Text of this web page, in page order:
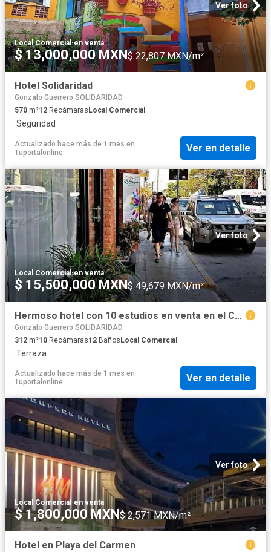
Ver foto
Local Comercial·en venta
$ 13,000,000 MXN$ 22,807 MXN/m²
Hotel Solidaridad
Gonzalo Guerrero SOLIDARIDAD
570 m²12 Recámaras Local Comercial
·Seguridad
Actualizado hace más de 1 mes en
Tuportalonline
Ver en detalle
Ver foto
Local Comercial·en venta
$ 15,500,000 MXN$ 49,679 MXN/m²
Hermoso hotel con 10 estudios en venta en el Centro de Playa del Carmen P2934
Gonzalo Guerrero SOLIDARIDAD
312 m²10 Recámaras12 BañosLocal Comercial
·Terraza
Actualizado hace más de 1 mes en
Tuportalonline
Ver en detalle
Ver foto
Local Comercial ·en venta
$ 1,800,000 MXN$ 2,571 MXN/m²
Hotel en Playa del Carmen